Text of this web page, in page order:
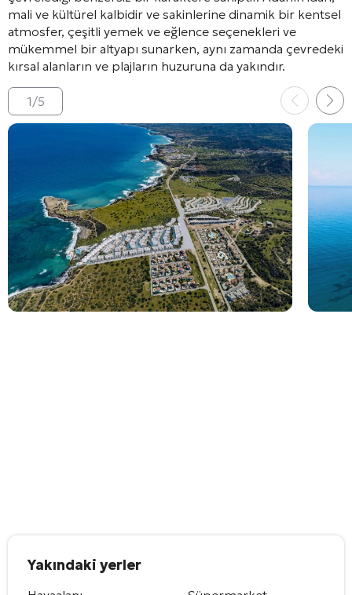
mali ve kültürel kalbidir ve sakinlerine dinamik bir kentsel
atmosfer, çeşitli yemek ve eğlence seçenekleri ve
mükemmel bir altyapı sunarken, aynı zamanda çevredeki
kırsal alanların ve plajların huzuruna da yakındır.
1/5
Yakındaki yerler